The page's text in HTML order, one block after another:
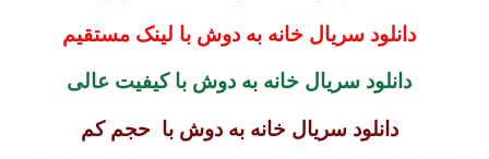
دانلود سریال خانه به دوش با لینک مستقیم
دانلود سریال خانه به دوش با کیفیت عالی
دانلود سریال خانه به دوش با حجم کم